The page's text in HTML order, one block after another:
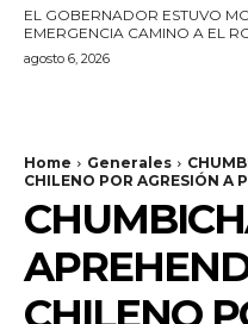
EL GOBERNADOR ESTUVO
agosto 6, 2026